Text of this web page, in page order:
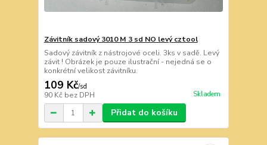
Závitník sadový 3010 M 3 sd NO levý cztool
Sadový závitník z nástrojové oceli. 3ks v sadě. Levý
závit ! Obrázek je pouze ilustrační - nejedná se o
konkrétní velikost závitníku.
109 Kč/sd
90 Kč bez DPH Skladem
Přidat do košíku